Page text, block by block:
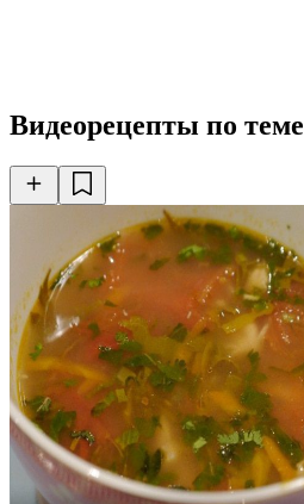
Видеорецепты по теме